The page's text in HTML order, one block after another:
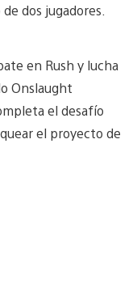
dos jugadores.
en Rush y lucha
Onslaught
el desafío
el proyecto de